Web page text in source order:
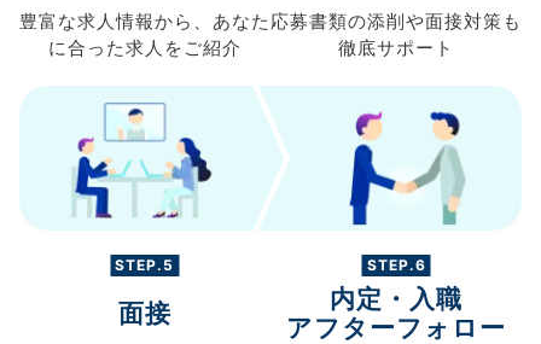
豊富な求人情報から、 あなた
に合った求人を ご紹介
応募書類の添削や面接対策も
徹底サポート
STEP.5
面接
STEP.6
内定・入職
アフターフォロー